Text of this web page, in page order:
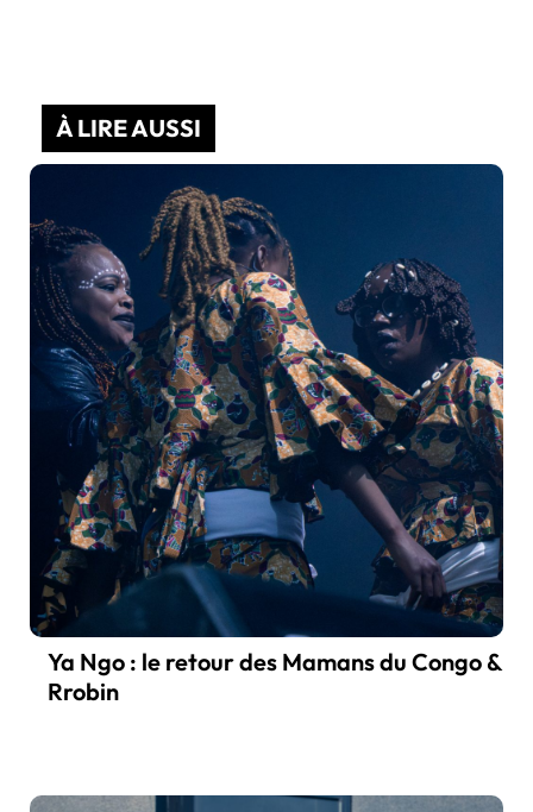
À LIRE AUSSI
Ya Ngo : le retour des Mamans du Congo &
Rrobin